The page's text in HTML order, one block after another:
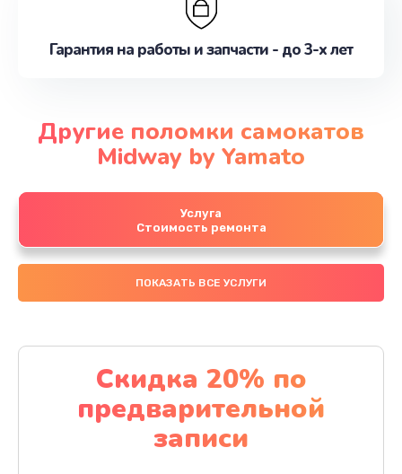
Гарантия на работы и запчасти - до 3-х лет
Другие поломки самокатов
Midway by Yamato
Услуга
Стоимость ремонта
ПОКАЗАТЬ ВСЕ УСЛУГИ
Скидка 20% по
предварительной
записи